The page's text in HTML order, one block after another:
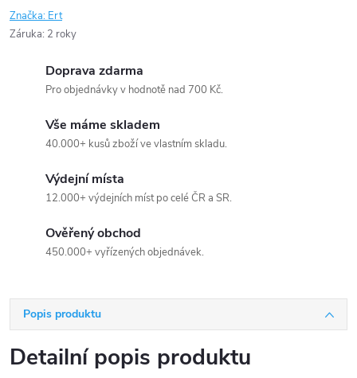
Značka: Ert
Záruka: 2 roky
Doprava zdarma
Pro objednávky v hodnotě nad 700 Kč.
Vše máme skladem
40.000+ kusů zboží ve vlastním skladu.
Výdejní místa
12.000+ výdejních míst po celé ČR a SR.
Ověřený obchod
450.000+ vyřízených objednávek.
Popis produktu
Detailní popis produktu